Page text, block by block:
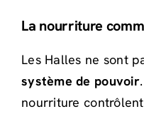
La nourriture
Les Halles ne sont
système de pouvoir
nourriture